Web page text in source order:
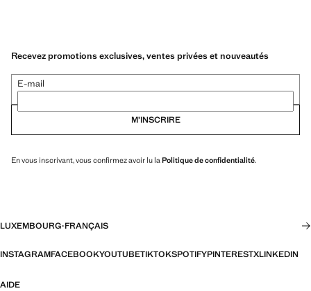
Recevez promotions exclusives, ventes privées et nouveautés
E-mail
M’INSCRIRE
En vous inscrivant, vous confirmez avoir lu la Politique de confidentialité.
LUXEMBOURG·FRANÇAIS
INSTAGRAMFACEBOOKYOUTUBETIKTOKSPOTIFYPINTERESTXLINKEDIN
AIDE